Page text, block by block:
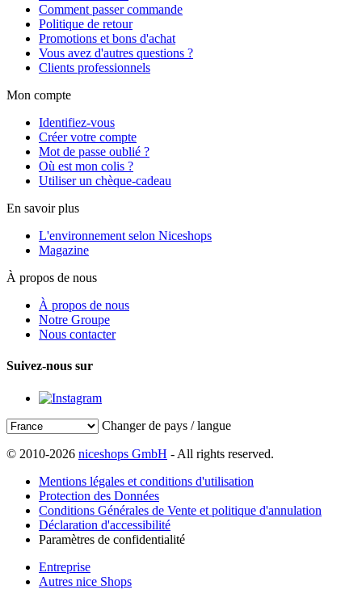
Comment passer commande
Politique de retour
Promotions et bons d'achat
Vous avez d'autres questions ?
Clients professionnels
Mon compte
Identifiez-vous
Créer votre compte
Mot de passe oublié ?
Où est mon colis ?
Utiliser un chèque-cadeau
En savoir plus
L'environnement selon Niceshops
Magazine
À propos de nous
À propos de nous
Notre Groupe
Nous contacter
Suivez-nous sur
Changer de pays / langue
© 2010-2026 niceshops GmbH - All rights reserved.
Mentions légales et conditions d'utilisation
Protection des Données
Conditions Générales de Vente et politique d'annulation
Déclaration d'accessibilité
Paramètres de confidentialité
Entreprise
Autres nice Shops